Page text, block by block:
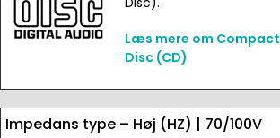
Læs mere om Compact
Disc (CD)
Impedans type – Høj (HZ) | 70/100V